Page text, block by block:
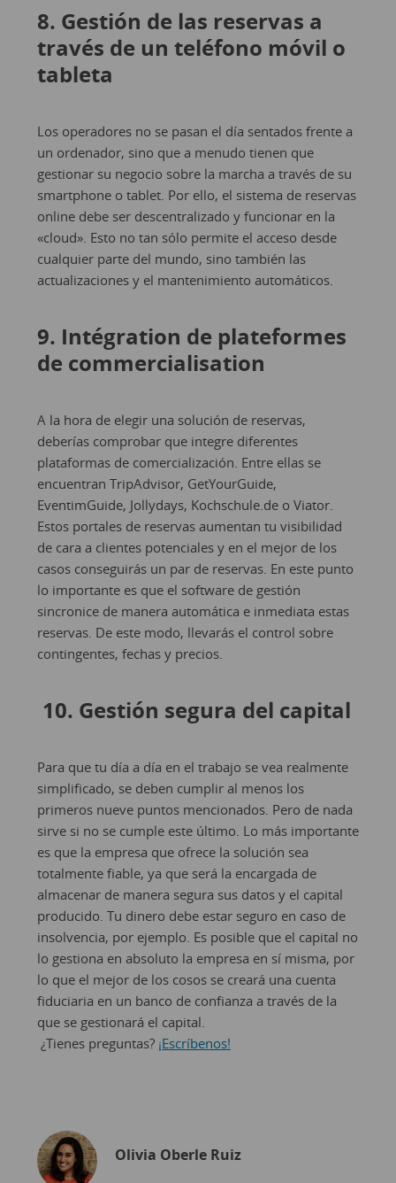
8. Gestión de las reservas a
través de un teléfono móvil o
tableta
Los operadores no se pasan el día sentados frente a
un ordenador, sino que a menudo tienen que
gestionar su negocio sobre la marcha a través de su
smartphone o tablet. Por ello, el sistema de reservas
online debe ser descentralizado y funcionar en la
«cloud». Esto no tan sólo permite el acceso desde
cualquier parte del mundo, sino también las
actualizaciones y el mantenimiento automáticos.
9. Intégration de plateformes
de commercialisation
A la hora de elegir una solución de reservas,
deberías comprobar que integre diferentes
plataformas de comercialización. Entre ellas se
encuentran TripAdvisor, GetYourGuide,
EventimGuide, Jollydays, Kochschule.de o Viator.
Estos portales de reservas aumentan tu visibilidad
de cara a clientes potenciales y en el mejor de los
casos conseguirás un par de reservas. En este punto
lo importante es que el software de gestión
sincronice de manera automática e inmediata estas
reservas. De este modo, llevarás el control sobre
contingentes, fechas y precios.
10. Gestión segura del capital
Para que tu día a día en el trabajo se vea realmente
simplificado, se deben cumplir al menos los
primeros nueve puntos mencionados. Pero de nada
sirve si no se cumple este último. Lo más importante
es que la empresa que ofrece la solución sea
totalmente fiable, ya que será la encargada de
almacenar de manera segura sus datos y el capital
producido. Tu dinero debe estar seguro en caso de
insolvencia, por ejemplo. Es posible que el capital no
lo gestiona en absoluto la empresa en sí misma, por
lo que el mejor de los cosos se creará una cuenta
fiduciaria en un banco de confianza a través de la
que se gestionará el capital.
¿Tienes preguntas? ¡Escríbenos!
Olivia Oberle Ruiz